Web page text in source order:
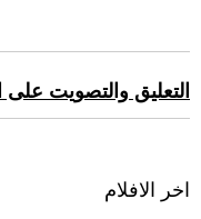
التعليق والتصويت
اخر الافلام